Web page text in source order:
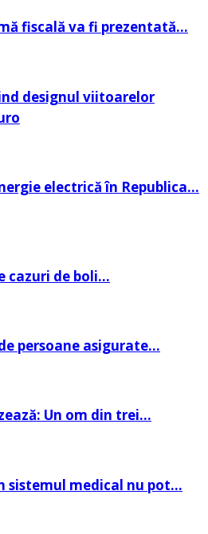
fiscală va fi prezentată…
designul viitoarelor
electrică în Republica…
cazuri de boli…
persoane asigurate…
Un om din trei…
sistemul medical nu pot…